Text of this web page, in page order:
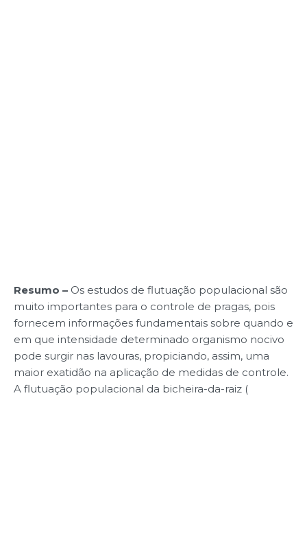
Resumo –Os estudos de flutuação populacional são
muito importantes para o controle de pragas, pois
fornecem informações fundamentais sobre quando e
em que intensidade determinado organismo nocivo
pode surgir nas lavouras, propiciando, assim, uma
maior exatidão na aplicação de medidas de controle.
A flutuação populacional da bicheira-da-raiz (